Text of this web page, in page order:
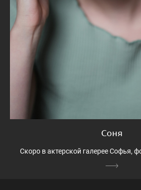
Соня
Скоро в актерской галерее Софья,